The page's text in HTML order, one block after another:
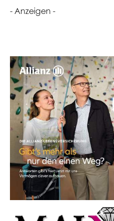
- Anzeigen -